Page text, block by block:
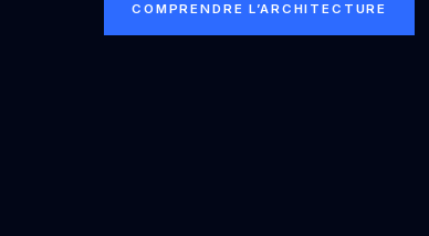
COMPRENDRE L’ARCHITECTURE